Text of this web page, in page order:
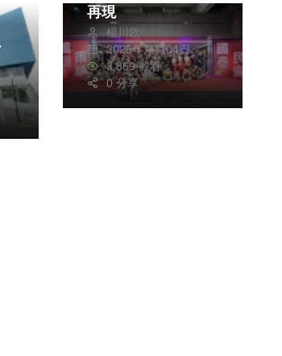
再現
楊川欽
2025年八月04日
3,869 觀看
0 分享